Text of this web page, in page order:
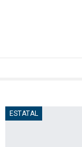
ESTATAL